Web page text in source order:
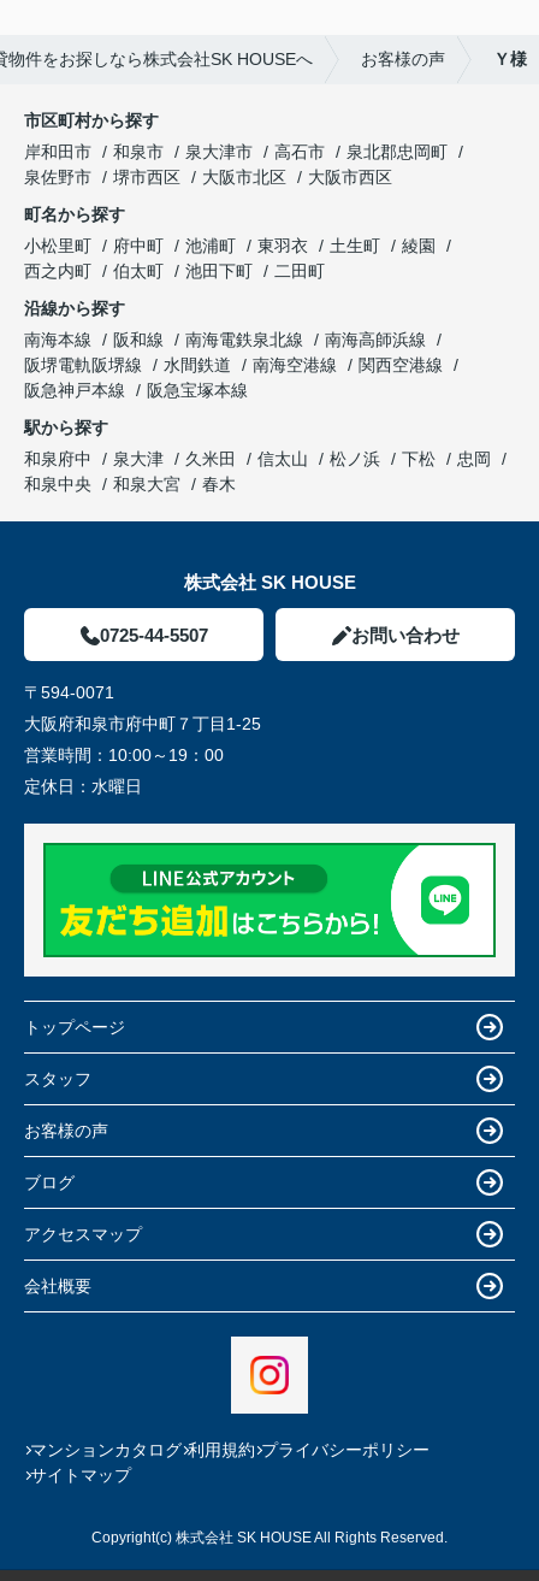
物件をお探しなら株式会社SK HOUSEへ お客様の声 Ｙ様
市区町村から探す
岸和田市
和泉市 泉大津市 高石市
泉北郡忠岡町
泉佐野市
堺市西区 大阪市北区
大阪市西区
町名から探す
小松里町
府中町 池浦町 東羽衣 土生町
綾園
西之内町
伯太町 池田下町
二田町
沿線から探す
南海本線
阪和線 南海電鉄泉北線
南海高師浜線
阪堺電軌阪堺線
水間鉄道 南海空港線
関西空港線
阪急神戸本線
阪急宝塚本線
駅から探す
和泉府中
泉大津 久米田 信太山 松ノ浜 下松
忠岡
和泉中央
和泉大宮 春木
株式会社 SK HOUSE
0725-44-5507 お問い合わせ
〒594-0071
大阪府和泉市府中町７丁目1-25
営業時間： 10:00～19：00
定休日： 水曜日
トップページ
スタッフ
お客様の声
ブログ
アクセスマップ
会社概要
マンションカタログ 利用規約 プライバシーポリシー
サイトマップ
Copyright(c) 株式会社 SK HOUSE All Rights Reserved.